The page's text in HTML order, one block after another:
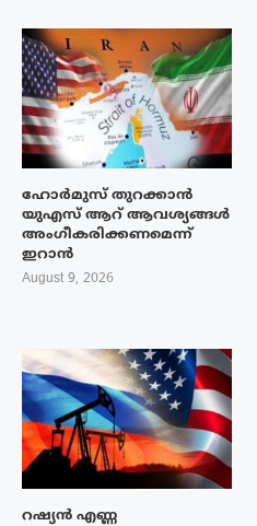
ഹോർമുസ് തുറക്കാൻ
യുഎസ് ആറ് ആവശ്യങ്ങൾ
അംഗീകരിക്കണമെന്ന്
ഇറാൻ
August 9, 2026
റഷ്യൻ എണ്ണ